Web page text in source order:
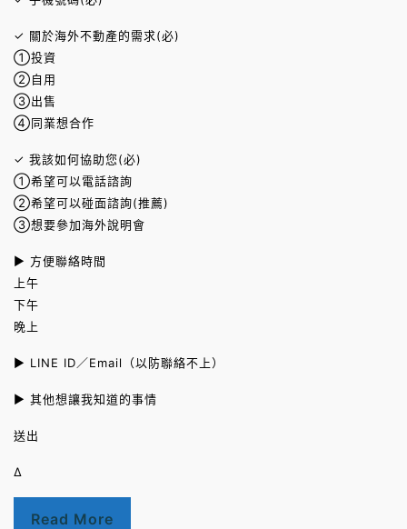
✓ 關於海外不動產的需求(必)
①投資
②自用
③出售
④同業想合作
✓ 我該如何協助您(必)
①希望可以電話諮詢
②希望可以碰面諮詢(推薦)
③想要參加海外說明會
► 方便聯絡時間
上午
下午
晚上
► LINE ID／Email（以防聯絡不上）
► 其他想讓我知道的事情
送出
Δ
Read More